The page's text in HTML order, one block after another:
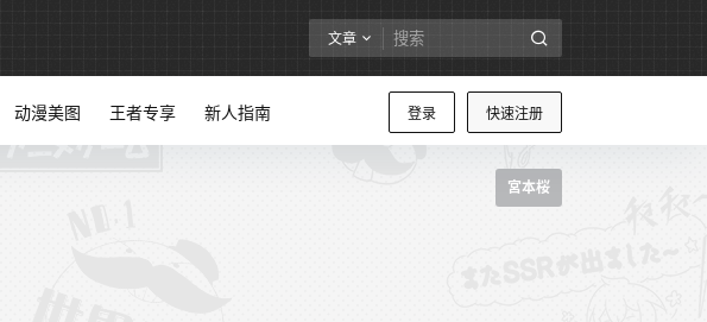
文章
登录 快速注册
动漫美图 王者专享 新人指南
宮本桜